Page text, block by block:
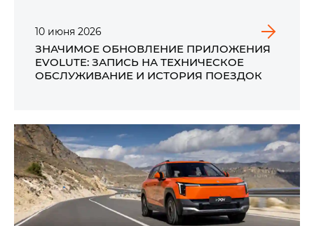
10 июня 2026
ЗНАЧИМОЕ ОБНОВЛЕНИЕ ПРИЛОЖЕНИЯ
EVOLUTE: ЗАПИСЬ НА ТЕХНИЧЕСКОЕ
ОБСЛУЖИВАНИЕ И ИСТОРИЯ ПОЕЗДОК